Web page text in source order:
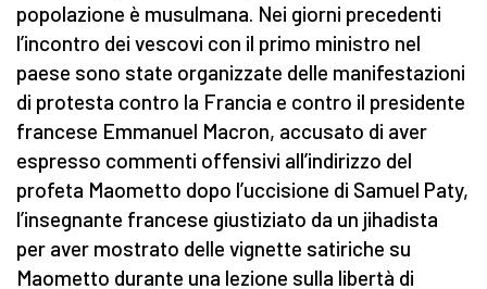
popolazione è musulmana. Nei giorni precedenti
l’incontro dei vescovi con il primo ministro nel
paese sono state organizzate delle manifestazioni
di protesta contro la Francia e contro il presidente
francese Emmanuel Macron, accusato di aver
espresso commenti offensivi all’indirizzo del
profeta Maometto dopo l’uccisione di Samuel Paty,
l’insegnante francese giustiziato da un jihadista
per aver mostrato delle vignette satiriche su
Maometto durante una lezione sulla libertà di